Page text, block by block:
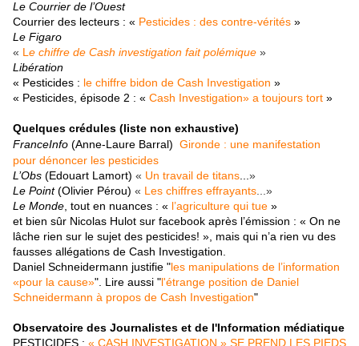
Le Courrier de l’Ouest
Courrier des lecteurs : « Pesticides : des contre-vérités »
Le Figaro
« L e chiffre de Cash investigation fait polémique »
Libération
« Pesticides : le chiffre bidon de Cash Investigation »
« Pesticides, épisode 2 : « Cash Investigation» a toujours tort »
Quelques crédules (liste non exhaustive)
FranceInfo (Anne-Laure Barral) Gironde : une manifestation
pour dénoncer les pesticides
L’Obs (Edouart Lamort) « Un travail de titans
»
Le Point(Olivier Pérou) « Les chiffres effrayants ...»
Le Monde , tout en nuances : « l’agriculture qui tue »
et bien sûr Nicolas Hulot sur facebook après l’émission : « On ne
lâche rien sur le sujet des pesticides! », mais qui n’a rien vu des
fausses allégations de Cash Investigation.
Daniel Schneidermann justifie "les manipulations de l’information
«pour la cause»". Lire aussi "l'étrange position de Daniel
Schneidermann à propos de Cash Investigation"
Observatoire des Journalistes et de l'Information médiatique
PESTICIDES : « CASH INVESTIGATION » SE PREND LES PIEDS